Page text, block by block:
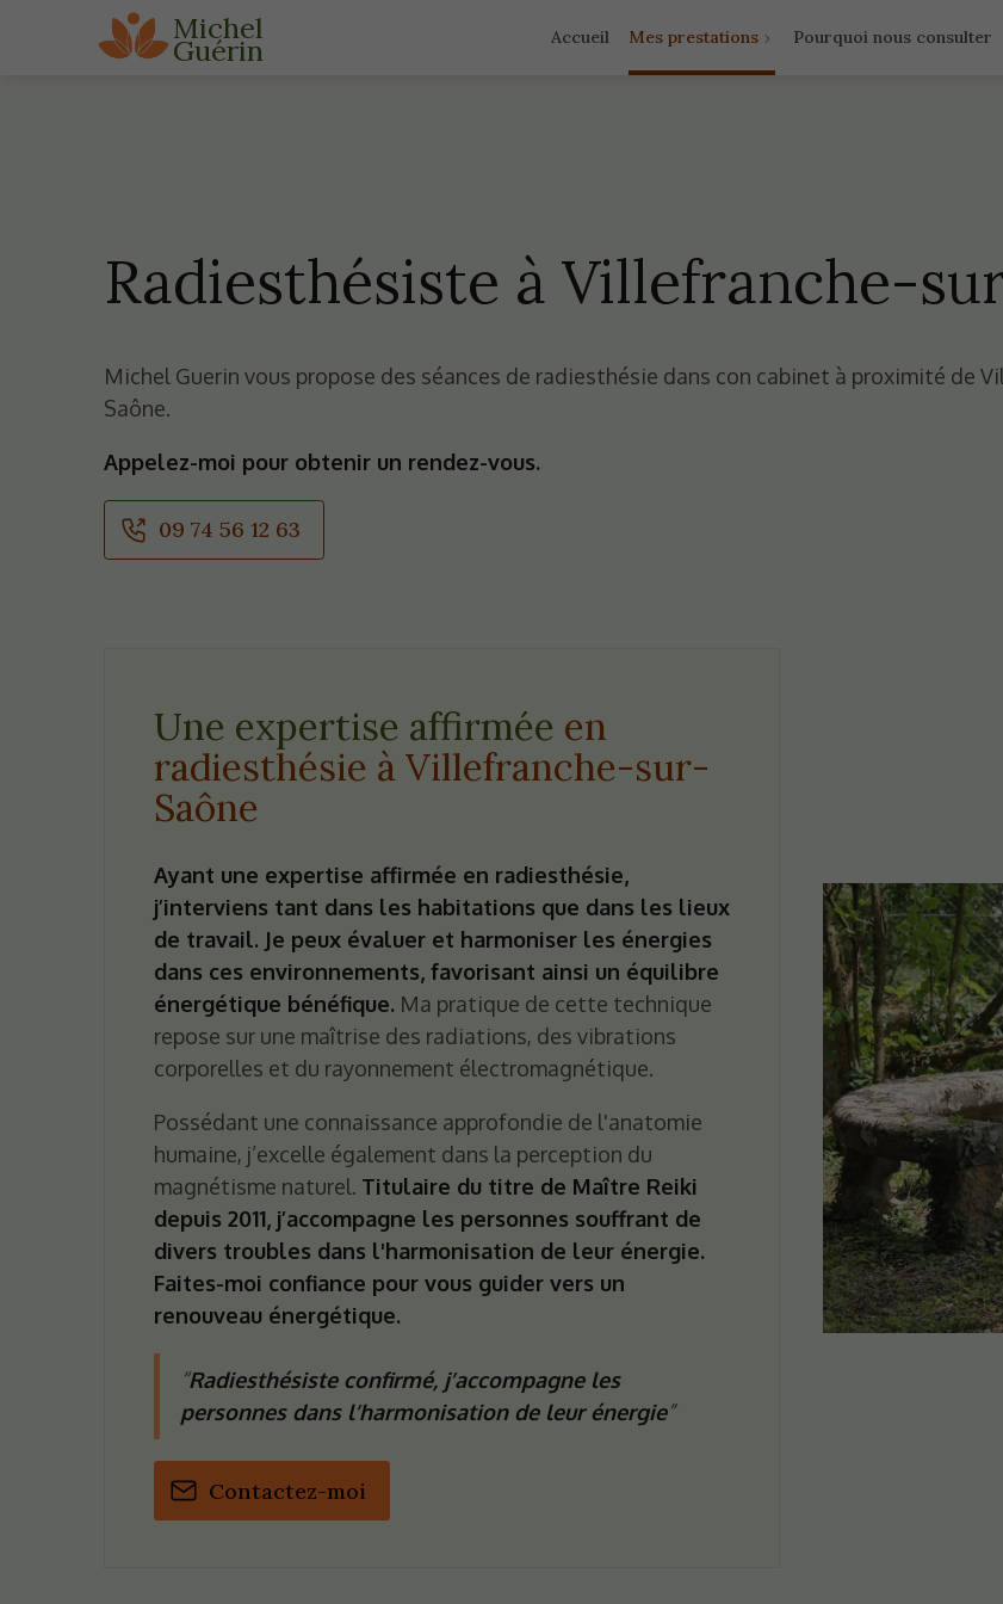
Michel
Guérin Accueil Mes prestations Pourquoi nous consulter
Radiesthésiste à Villefranche-
Michel Guerin vous propose des séances de radiesthésie dans con cabinet à proximité de
Saône.
Appelez-moi pour obtenir un rendez-vous.
09 74 56 12 63
Une expertise affirmée en
radiesthésie à Villefranche-sur-
Saône
Ayant une expertise affirmée en radiesthésie,
j’interviens tant dans les habitations que dans les lieux
de travail. Je peux évaluer et harmoniser les énergies
dans ces environnements, favorisant ainsi un équilibre
énergétique bénéfique. Ma pratique de cette technique
repose sur une maîtrise des radiations, des vibrations
corporelles et du rayonnement électromagnétique.
Possédant une connaissance approfondie de l'anatomie
humaine, j’excelle également dans la perception du
magnétisme naturel. Titulaire du titre de Maître Reiki
depuis 2011, j’accompagne les personnes souffrant de
divers troubles dans l'harmonisation de leur énergie.
Faites-moi confiance pour vous guider vers un
renouveau énergétique.
Radiesthésiste confirmé, j’accompagne les
personnes dans l’harmonisation de leur énergie
Contactez-moi